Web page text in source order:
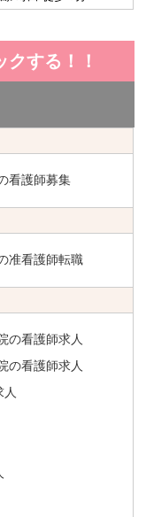
する！！
看護師募集
准看護師転職
の看護師求人
の看護師求人
人